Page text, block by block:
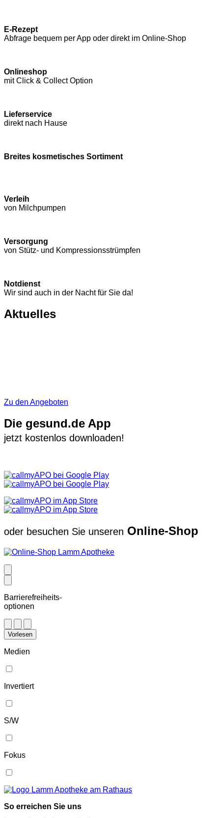
E-Rezept
Abfrage bequem per App oder direkt im Online-Shop
Onlineshop
mit Click & Collect Option
Lieferservice
direkt nach Hause
Breites kosmetisches Sortiment
Verleih
von Milchpumpen
Versorgung
von Stütz- und Kompressions­strümpfen
Notdienst
Wir sind auch in der Nacht für Sie da!
Aktuelles
Zu den Angeboten
Die gesund.de App
jetzt kostenlos downloaden!
oder besuchen Sie unseren Online-Shop
Barrierefreiheits-
optionen
Vorlesen
Medien
Invertiert
S/W
Fokus
So erreichen Sie uns